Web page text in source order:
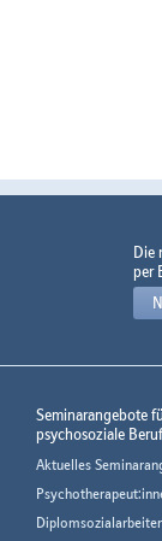
Die
per
Seminarangebote
psychosoziale
Aktuelles